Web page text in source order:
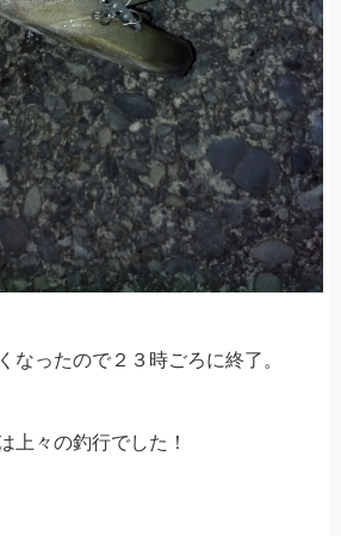
なったので２３時ごろに終了。
上々の釣行でした！